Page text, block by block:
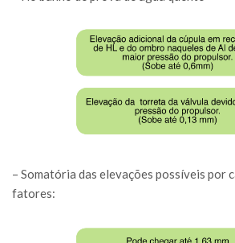
– Somatória das elevações possíveis por
fatores: